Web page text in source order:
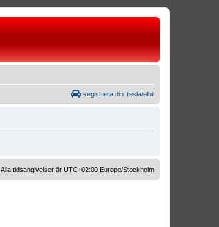
Registrera din Tesla/elbil
Alla tidsangivelser är UTC+02:00 Europe/Stockholm